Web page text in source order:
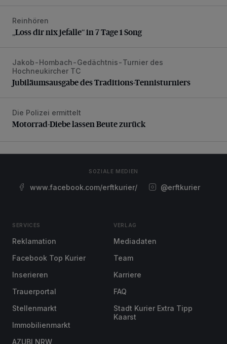
„Loss dir nix jefalle“ in 7 Tage 1 Song
Reinhören
„Loss dir nix jefalle“ in 7 Tage 1 Song
Jubiläumsausgabe des Traditions-Tennisturniers
Jakob-Hombach-Gedächtnis-Turnier des
Hochneukircher TC
Jubiläumsausgabe des Traditions-Tennisturniers
Motorrad-Diebe lassen Beute zurück
Die Polizei ermittelt
Motorrad-Diebe lassen Beute zurück
SOZIALE MEDIEN
www.facebook.com/erftkurier/ @erftkurier
SERVICES
Reklamation
Facebook Top Kurier
Inserieren
Trauerportal
Stellenmarkt
Immobilienmarkt
AZUBI NRW
VERLAG
Mediadaten
Team
Karriere
FAQ
Stadt Kurier Extra Tipp
Kaarst